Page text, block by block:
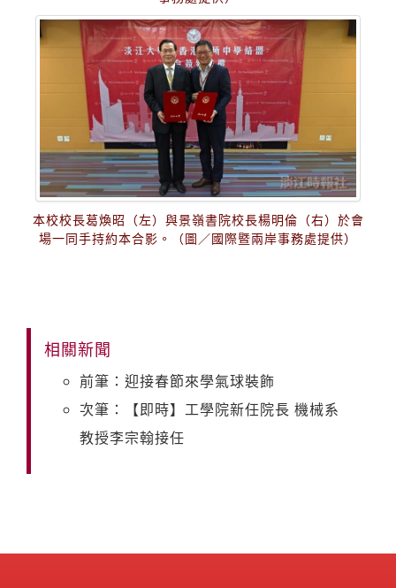
本校校長葛煥昭（左）與景嶺書院校長楊明倫（右）於會
場一同手持約本合影。（圖／國際暨兩岸事務處提供）
相關新聞
前筆：迎接春節來學氣球裝飾
次筆：【即時】工學院新任院長 機械系
教授李宗翰接任